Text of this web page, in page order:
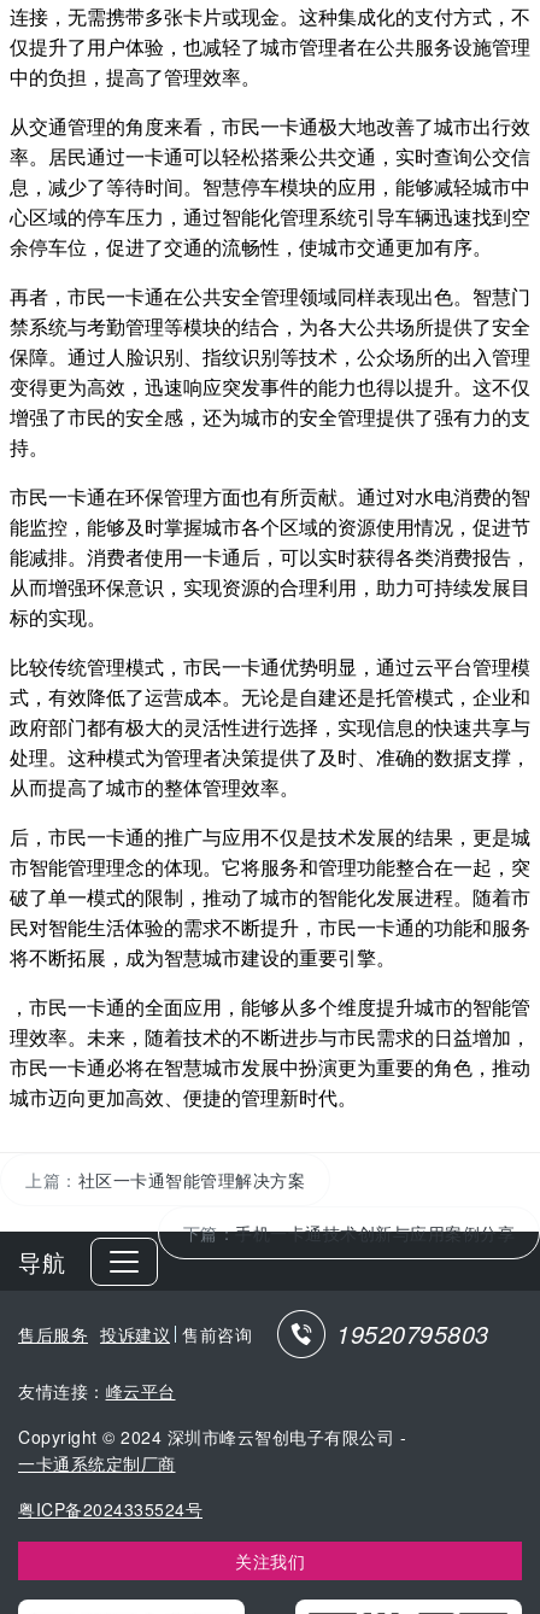
连接，无需携带多张卡片或现金。这种集成化的支付方式，不
仅提升了用户体验，也减轻了城市管理者在公共服务设施管理
中的负担，提高了管理效率。
从交通管理的角度来看，市民一卡通极大地改善了城市出行效
率。居民通过一卡通可以轻松搭乘公共交通，实时查询公交信
息，减少了等待时间。智慧停车模块的应用，能够减轻城市中
心区域的停车压力，通过智能化管理系统引导车辆迅速找到空
余停车位，促进了交通的流畅性，使城市交通更加有序。
再者，市民一卡通在公共安全管理领域同样表现出色。智慧门
禁系统与考勤管理等模块的结合，为各大公共场所提供了安全
保障。通过人脸识别、指纹识别等技术，公众场所的出入管理
变得更为高效，迅速响应突发事件的能力也得以提升。这不仅
增强了市民的安全感，还为城市的安全管理提供了强有力的支
持。
市民一卡通在环保管理方面也有所贡献。通过对水电消费的智
能监控，能够及时掌握城市各个区域的资源使用情况，促进节
能减排。消费者使用一卡通后，可以实时获得各类消费报告，
从而增强环保意识，实现资源的合理利用，助力可持续发展目
标的实现。
比较传统管理模式，市民一卡通优势明显，通过云平台管理模
式，有效降低了运营成本。无论是自建还是托管模式，企业和
政府部门都有极大的灵活性进行选择，实现信息的快速共享与
处理。这种模式为管理者决策提供了及时、准确的数据支撑，
从而提高了城市的整体管理效率。
后，市民一卡通的推广与应用不仅是技术发展的结果，更是城
市智能管理理念的体现。它将服务和管理功能整合在一起，突
破了单一模式的限制，推动了城市的智能化发展进程。随着市
民对智能生活体验的需求不断提升，市民一卡通的功能和服务
将不断拓展，成为智慧城市建设的重要引擎。
，市民一卡通的全面应用，能够从多个维度提升城市的智能管
理效率。未来，随着技术的不断进步与市民需求的日益增加，
市民一卡通必将在智慧城市发展中扮演更为重要的角色，推动
城市迈向更加高效、便捷的管理新时代。
上篇： 社区一卡通智能管理解决方案
下篇：手机一卡通技术创新与应用案例分享
导航
售后服务 投诉建议 售前咨询 19520795803
友情连接： 峰云平台
Copyright © 2024 深圳市峰云智创电子有限公司 -
一卡通系统定制厂商
粤ICP备2024335524号
关注我们